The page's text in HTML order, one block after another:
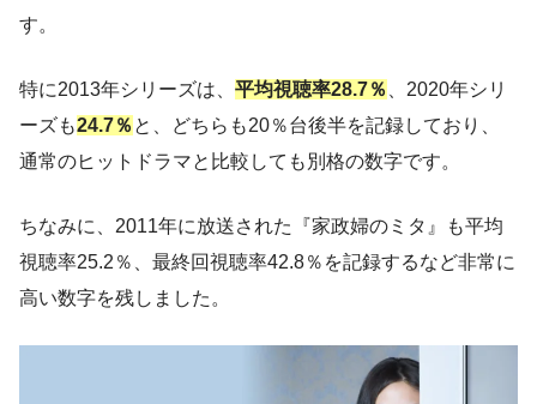
す。
特に2013年シリーズは、 平均視聴率28.7％
、2020年シリ
ーズも24.7％ と、どちらも20％台後半を記録しており、
通常のヒットドラマと比較しても別格の数字です。
ちなみに、2011年に放送された『家政婦のミタ』も平均
視聴率25.2％、最終回視聴率42.8％を記録するなど非常に
高い数字を残しました。